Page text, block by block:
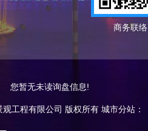
商务联络
您暂无未读询盘信息!
工程有限公司 版权所有 城市分站：